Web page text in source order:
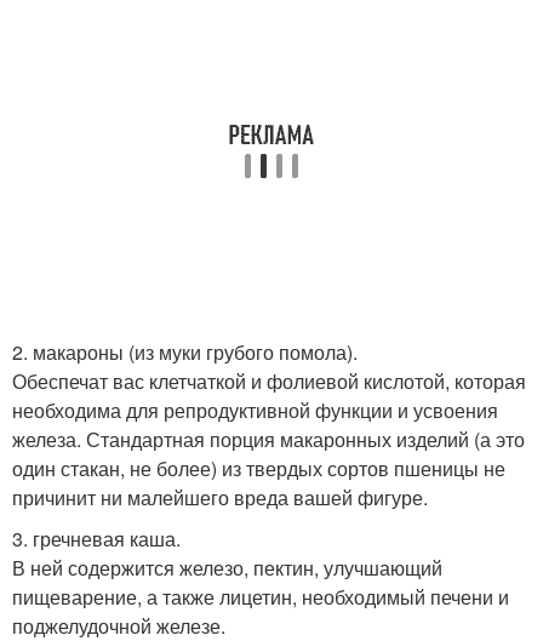
2. макароны (из муки грубого помола).
Обеспечат вас клетчаткой и фолиевой кислотой, которая
необходима для репродуктивной функции и усвоения
железа. Стандартная порция макаронных изделий (а это
один стакан, не более) из твердых сортов пшеницы не
причинит ни малейшего вреда вашей фигуре.
3. гречневая каша.
В ней содержится железо, пектин, улучшающий
пищеварение, а также лицетин, необходимый печени и
поджелудочной железе.